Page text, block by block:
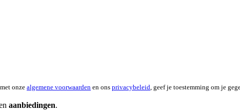
onze algemene voorwaarden en ons privacybeleid , geef je toestemming om je
aanbiedingen.